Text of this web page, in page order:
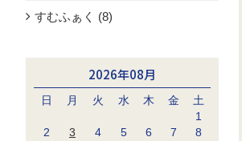
すむふぁく (8)
2026年08月
日 月 火 水 木 金
土
1
2
3 4 5 6 7
8